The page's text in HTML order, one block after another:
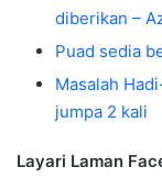
diberikan –
Puad sedia
Masalah
jumpa 2 kali
Layari Laman